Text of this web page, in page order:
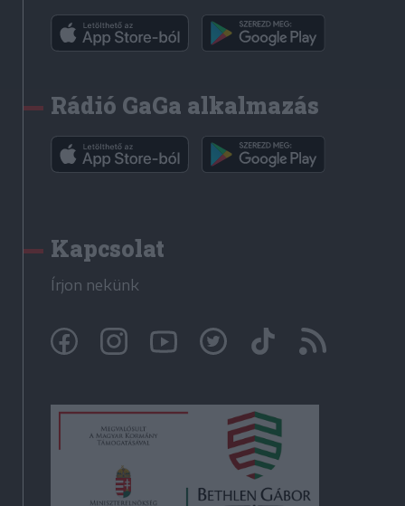
Rádió GaGa alkalmazás
Kapcsolat
Írjon nekünk